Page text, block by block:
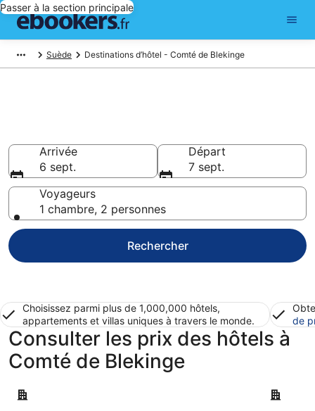
Passer à la section principale
Suède Destinations d’hôtel - Comté de Blekinge
Arrivée
6 sept.
Départ
7 sept.
Voyageurs
1 chambre, 2 personnes
Rechercher
Choisissez parmi plus de 1,000,000 hôtels,
appartements et villas uniques à travers le monde.
de
Consulter les prix des hôtels à
Comté de Blekinge
Karlskrona Ronneby